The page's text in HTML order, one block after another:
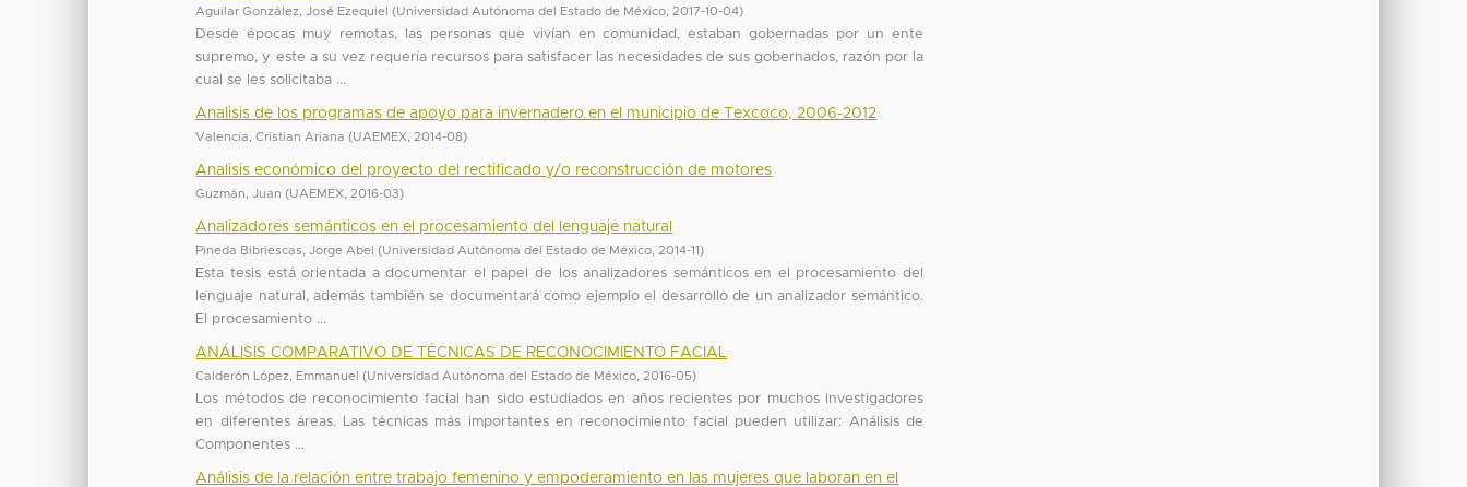
Aguilar González, José Ezequiel (Universidad Autónoma del Estado de México 2017-10-04)
Desde épocas muy remotas, las personas que vivían en comunidad, estaban gobernadas por un ente
supremo, y este a su vez requería recursos para satisfacer las necesidades de sus gobernados, razón por la
cual se les solicitaba ...
Analisis de los programas de apoyo para invernadero en el municipio de Texcoco, 2006-2012
Valencia, Cristian Ariana (UAEMEX 2014-08)
Analisis económico del proyecto del rectificado y/o reconstrucción de motores
Guzmán, Juan (UAEMEX 2016-03)
Analizadores semánticos en el procesamiento del lenguaje natural
Pineda Bibriescas, Jorge Abel (Universidad Autónoma del Estado de México 2014-11)
Esta tesis está orientada a documentar el papel de los analizadores semánticos en el procesamiento del
lenguaje natural, además también se documentará como ejemplo el desarrollo de un analizador semántico.
El procesamiento ...
ANÁLISIS COMPARATIVO DE TÉCNICAS DE RECONOCIMIENTO FACIAL
Calderón López, Emmanuel (Universidad Autónoma del Estado de México 2016-05)
Los métodos de reconocimiento facial han sido estudiados en años recientes por muchos investigadores
en diferentes áreas. Las técnicas más importantes en reconocimiento facial pueden utilizar: Análisis de
Componentes ...
Análisis de la relación entre trabajo femenino y empoderamiento en las mujeres que laboran en el